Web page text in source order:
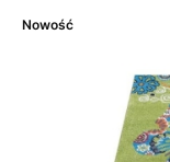
Nowość